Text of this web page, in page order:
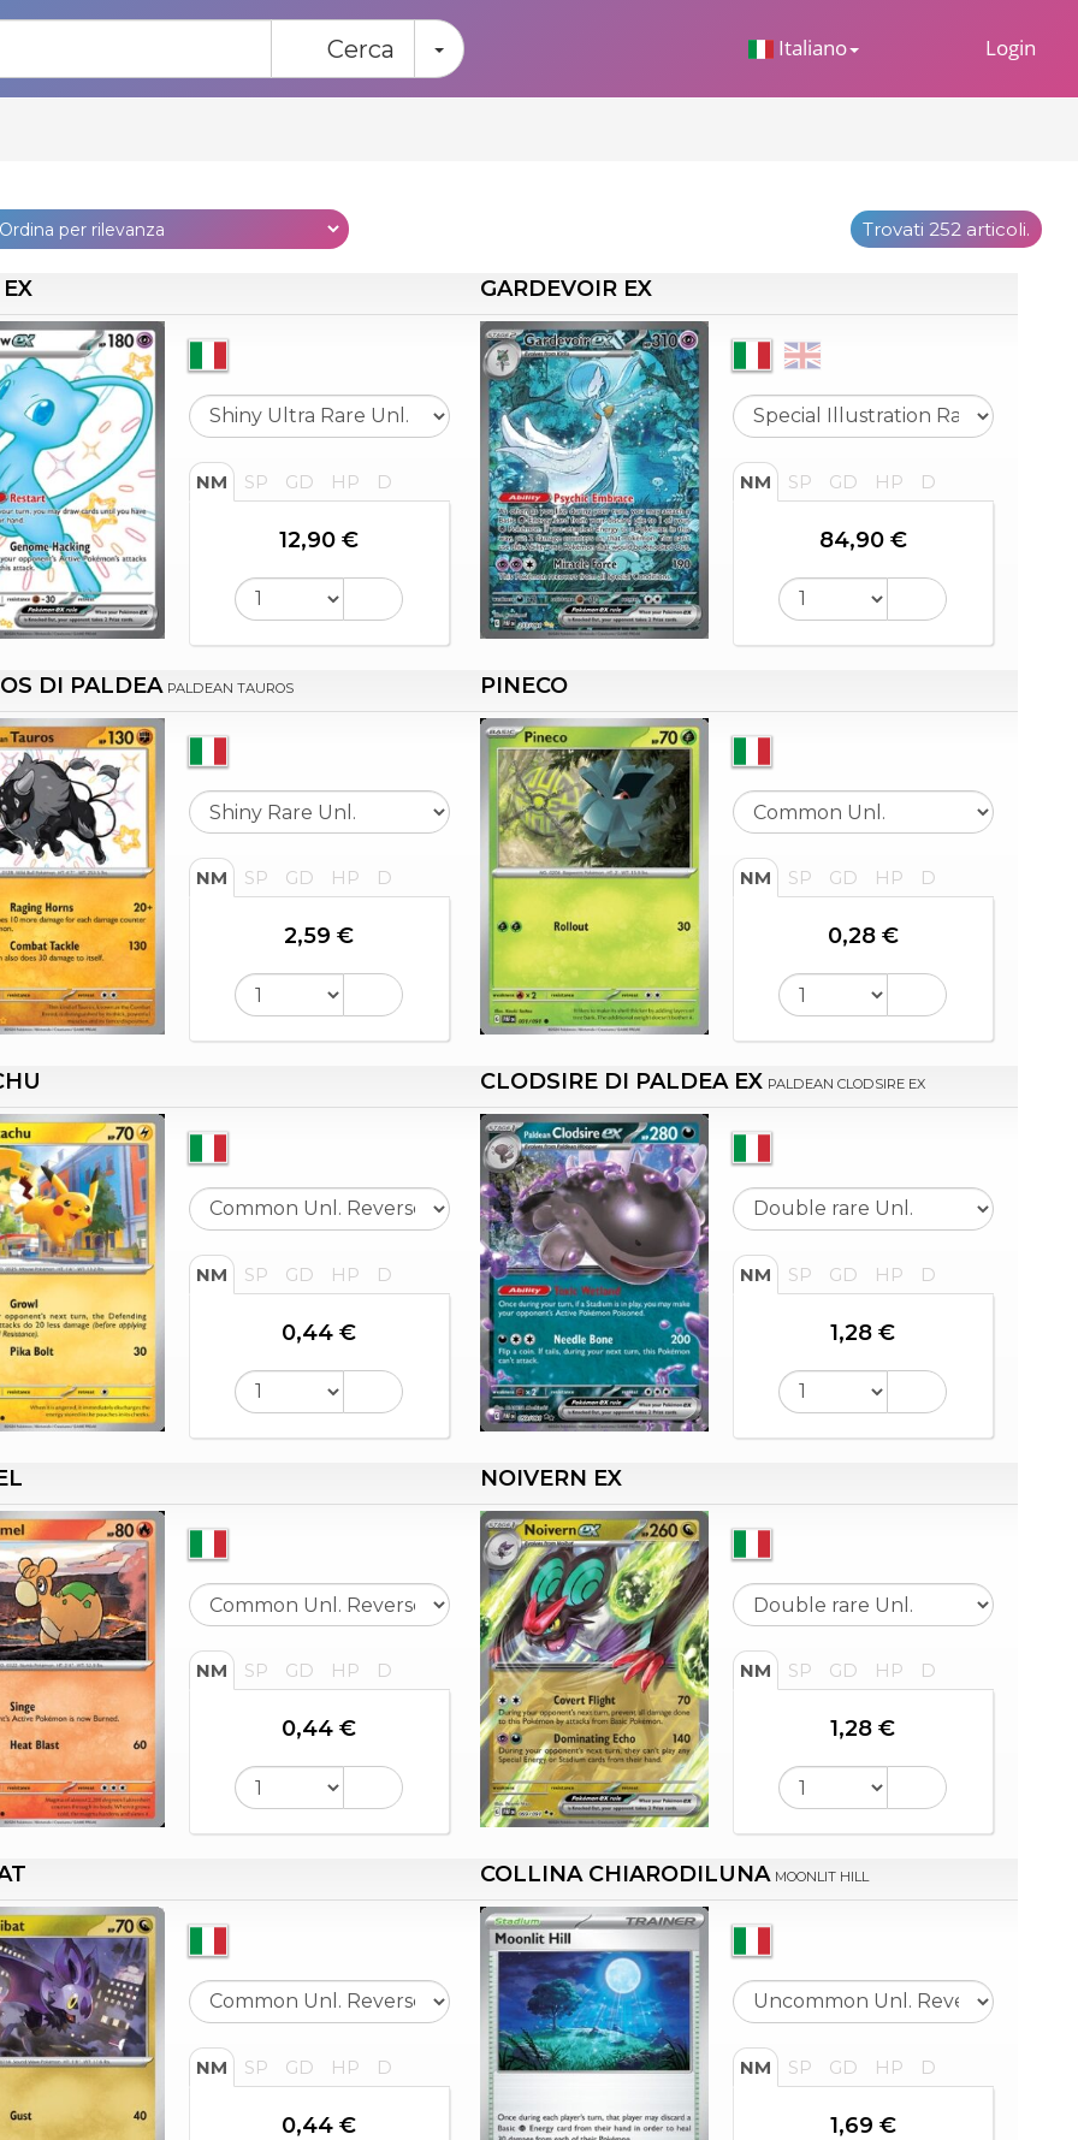
Italiano Login
Cerca Toggle Dropdown
Trovati 252 articoli.
NM SP GD HP D
12,90 €
GARDEVOIR EX
NM SP GD HP D
84,90 €
DI PALDEA PALDEAN TAUROS
NM SP GD HP D
2,59 €
PINECO
NM SP GD HP D
0,28 €
NM SP GD HP D
0,44 €
CLODSIRE DI PALDEA EX PALDEAN CLODSIRE EX
NM SP GD HP D
1,28 €
NM SP GD HP D
0,44 €
NOIVERN EX
NM SP GD HP D
1,28 €
NM SP GD HP D
0,44 €
COLLINA CHIARODILUNA MOONLIT HILL
NM SP GD HP D
1,69 €